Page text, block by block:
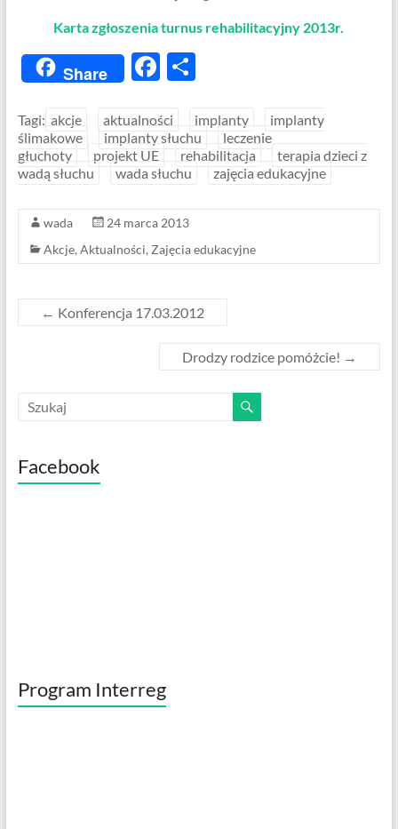
Karta zgłoszenia turnus rehabilitacyjny 2013r.
Share
F
e
b
o
k
S
ar
e
Tagi: akcje aktualności implanty
implanty
ślimakowe
implanty słuchu
leczenie
głuchoty
projekt UE rehabilitacja
terapia dzieci z
wadą słuchu
wada słuchu zajęcia edukacyjne
wada
24 marca 2013
Akcje, Aktualności, Zajęcia edukacyjne
← Konferencja 17.03.2012
Drodzy rodzice pomóżcie! →
Facebook
Program Interreg